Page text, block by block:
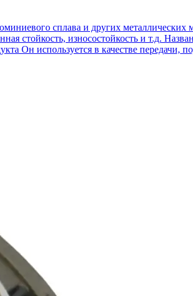
сплава и других
стойкость, износостойкость и т.д.
Он используется в качестве